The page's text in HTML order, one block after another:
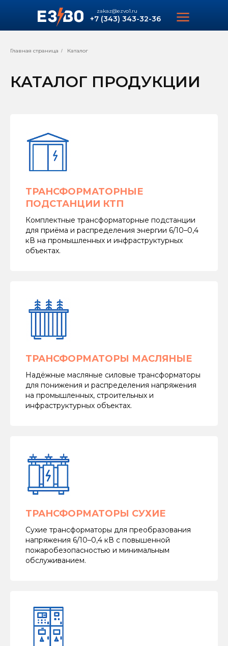
+7 (343) 343-32-36
zakaz@ezvo1.ru
Главная страница / Каталог
КАТАЛОГ ПРОДУКЦИИ
ТРАНСФОРМАТОРНЫЕ
ПОДСТАНЦИИ КТП
Комплектные трансформаторные подстанции
для приёма и распределения энергии 6/10–0,4
кВ на промышленных и инфраструктурных
объектах.
ТРАНСФОРМАТОРЫ МАСЛЯНЫЕ
Надёжные масляные силовые трансформаторы
для понижения и распределения напряжения
на промышленных, строительных и
инфраструктурных объектах.
ТРАНСФОРМАТОРЫ СУХИЕ
Сухие трансформаторы для преобразования
напряжения 6/10–0,4 кВ с повышенной
пожаробезопасностью и минимальным
обслуживанием.